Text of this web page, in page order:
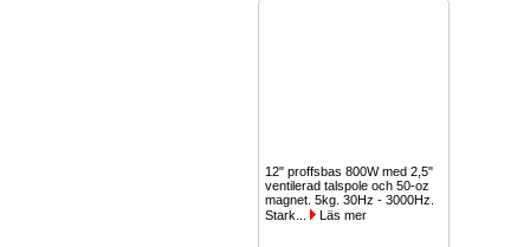
12" proffsbas 800W med 2,5"
ventilerad talspole och 50-oz
magnet. 5kg. 30Hz - 3000Hz.
Stark...
Läs mer